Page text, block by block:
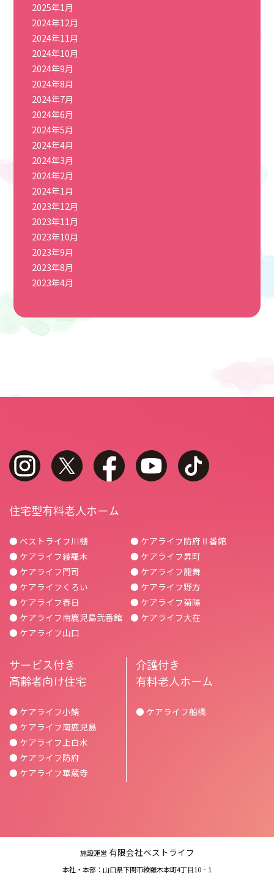
2025年1月
2024年12月
2024年11月
2024年10月
2024年9月
2024年8月
2024年7月
2024年6月
2024年5月
2024年4月
2024年3月
2024年2月
2024年1月
2023年12月
2023年11月
2023年10月
2023年9月
2023年8月
2023年4月
instagram twitter facebook youtube
住宅型有料老人ホーム
● ベストライフ川棚
● ケアライフ綾羅木
● ケアライフ門司
● ケアライフくろい
● ケアライフ春日
● ケアライフ南鹿児島弐番館
● ケアライフ山口
● ケアライフ防府Ⅱ番館
● ケアライフ昇町
● ケアライフ龍舞
● ケアライフ野方
● ケアライフ菊陽
● ケアライフ大在
サービス付き
高齢者向け住宅
● ケアライフ小鯖
● ケアライフ南鹿児島
● ケアライフ上白水
● ケアライフ防府
● ケアライフ華蔵寺
介護付き
有料老人ホーム
● ケアライフ船橋
施設運営有限会社ベストライフ
本社・本部：山口県下関市綾羅木本町4丁目10‐1